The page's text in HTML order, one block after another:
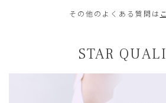
その他のよくある質問は
STAR